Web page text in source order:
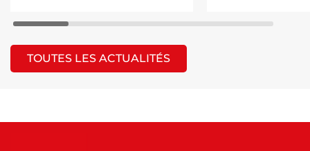
TOUTES LES ACTUALITÉS